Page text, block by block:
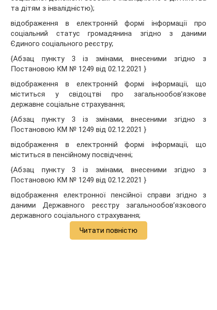
та дітям з інвалідністю);
відображення в електронній формі інформації про
соціальний статус громадянина згідно з даними
Єдиного соціального реєстру;
{Абзац пункту 3 із змінами, внесеними згідно з
Постановою КМ № 1249 від 02.12.2021 }
відображення в електронній формі інформації, що
міститься у свідоцтві про загальнообов’язкове
державне соціальне страхування;
{Абзац пункту 3 із змінами, внесеними згідно з
Постановою КМ № 1249 від 02.12.2021 }
відображення в електронній формі інформації, що
міститься в пенсійному посвідченні;
{Абзац пункту 3 із змінами, внесеними згідно з
Постановою КМ № 1249 від 02.12.2021 }
відображення електронної пенсійної справи згідно з
даними Державного реєстру загальнообов’язкового
державного соціального страхування;
Читати повністю